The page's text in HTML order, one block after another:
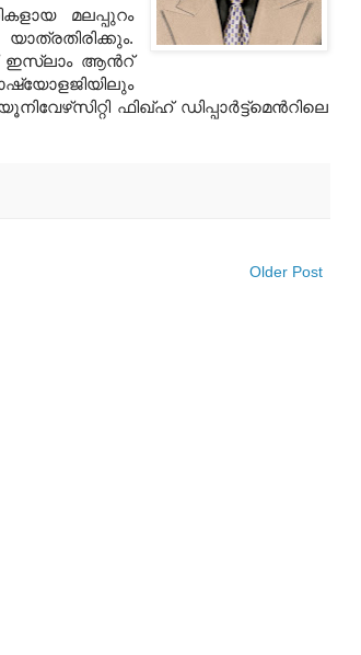
മലപ്പുറം
.
ഇസ്ലാം ആന്‍റ്‌
ഫിഖ്‌ഹ്‌ ഡിപ്പാര്‍ട്ട്‌മെന്‍റിലെ
Older Post